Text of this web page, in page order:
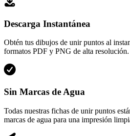
Descarga Instantánea
Obtén tus dibujos de unir puntos al
formatos PDF y PNG de alta resolución.
Sin Marcas de Agua
Todas nuestras fichas de unir puntos
marcas de agua para una impresión